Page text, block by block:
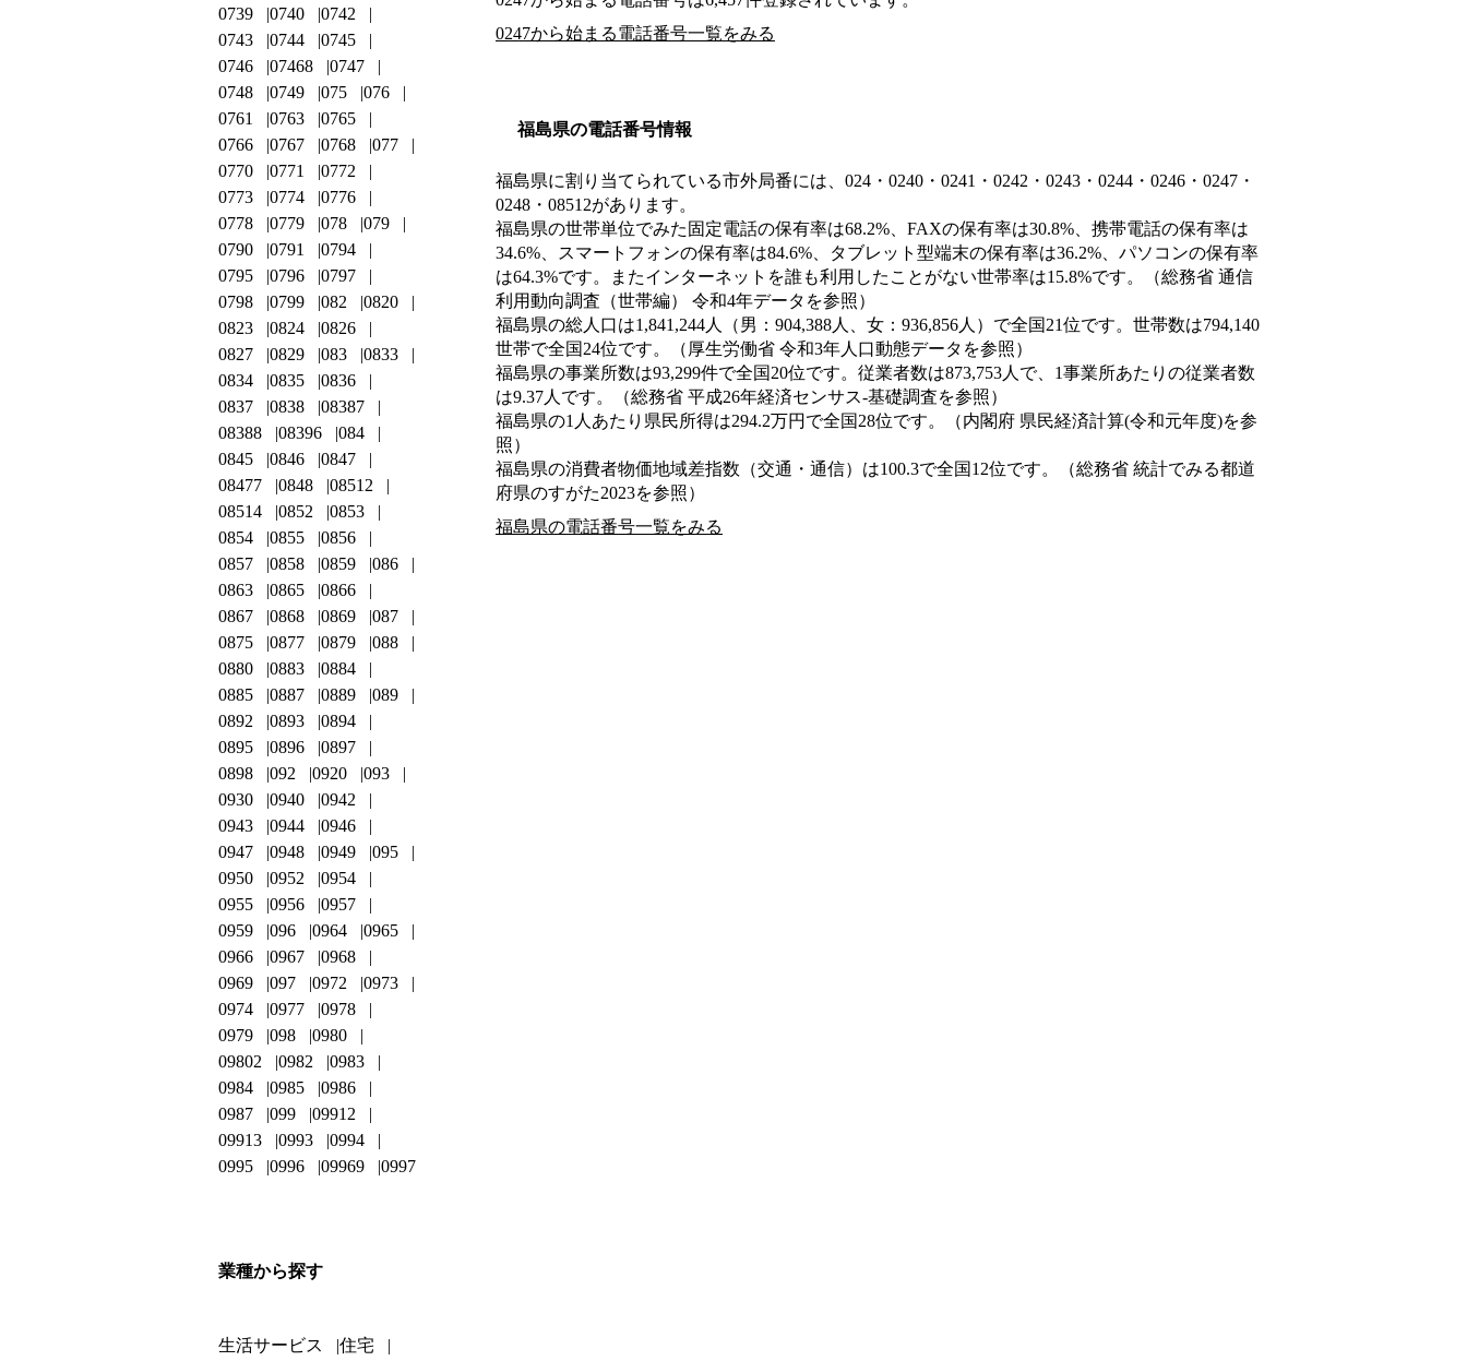
0247から始まる電話番号一覧をみる
福島県の電話番号情報
福島県に割り当てられている市外局番には、024・0240・0241・0242・0243・0244・0246・0247・
0248・08512があります。
福島県の世帯単位でみた固定電話の保有率は68.2%、FAXの保有率は30.8%、携帯電話の保有率は
34.6%、スマートフォンの保有率は84.6%、タブレット型端末の保有率は36.2%、パソコンの保有率
は64.3%です。またインターネットを誰も利用したことがない世帯率は15.8%です。（総務省 通信
利用動向調査（世帯編） 令和4年データを参照）
福島県の総人口は1,841,244人（男：904,388人、女：936,856人）で全国21位です。世帯数は794,140
世帯で全国24位です。（厚生労働省 令和3年人口動態データを参照）
福島県の事業所数は93,299件で全国20位です。従業者数は873,753人で、1事業所あたりの従業者数
は9.37人です。（総務省 平成26年経済センサス‐基礎調査を参照）
福島県の1人あたり県民所得は294.2万円で全国28位です。（内閣府 県民経済計算(令和元年度)を参
照）
福島県の消費者物価地域差指数（交通・通信）は100.3で全国12位です。（総務省 統計でみる都道
府県のすがた2023を参照）
福島県の電話番号一覧をみる
0739
0740
0742
0743
0744
0745
0746
07468
0747
0748
0749 075
076
0761
0763
0765
0766
0767 0768
077
0770
0771
0772
0773
0774
0776
0778
0779 078
079
0790
0791
0794
0795
0796
0797
0798
0799 082
0820
0823
0824
0826
0827
0829 083
0833
0834
0835
0836
0837
0838
08387
08388
08396
084
0845
0846
0847
08477
0848
08512
08514
0852
0853
0854
0855
0856
0857
0858 0859
086
0863
0865
0866
0867
0868 0869
087
0875
0877 0879
088
0880
0883
0884
0885
0887 0889
089
0892
0893
0894
0895
0896
0897
0898
092 0920
093
0930
0940
0942
0943
0944
0946
0947
0948 0949
095
0950
0952
0954
0955
0956
0957
0959
096 0964
0965
0966
0967
0968
0969
097 0972
0973
0974
0977
0978
0979
098
0980
09802
0982
0983
0984
0985
0986
0987
099
09912
09913
0993
0994
0995
0996 09969 0997
業種から探す
生活サービス 住宅